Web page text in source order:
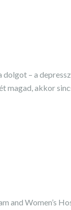
dolgot – a
magad, akkor
and Women’s